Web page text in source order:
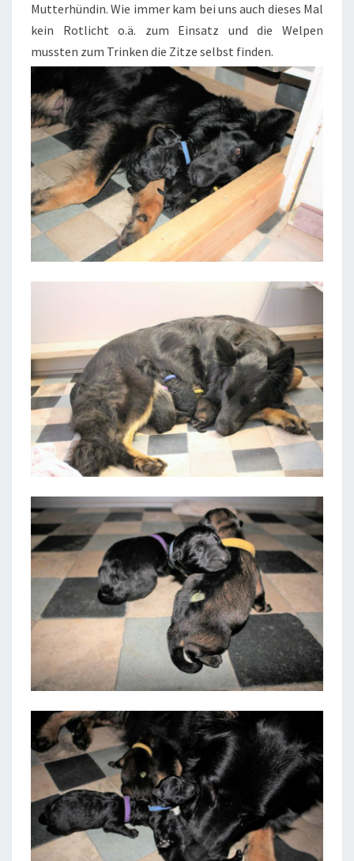
Mutterhündin. Wie immer kam bei uns auch dieses Mal
kein Rotlicht o.ä. zum Einsatz und die Welpen
mussten zum Trinken die Zitze selbst finden.